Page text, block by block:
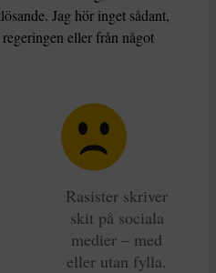
Jag hör inget sådant,
eller från något
Rasister skriver
skit på sociala
medier – med
eller utan fylla.